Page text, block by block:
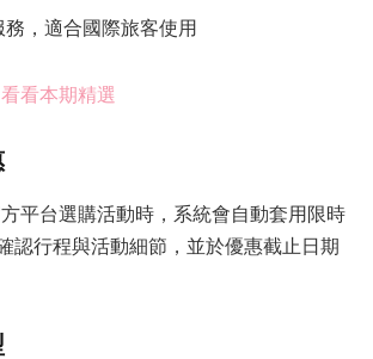
，適合國際旅客使用
看本期精選
平台選購活動時，系統會自動套用限時
認行程與活動細節，並於優惠截止日期